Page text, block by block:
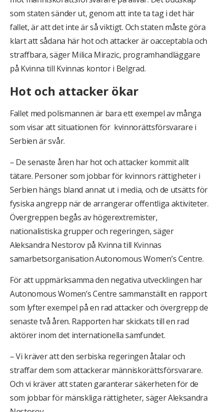
som staten sänder ut, genom att inte ta tag i det här
fallet, är att det inte är så viktigt. Och staten måste göra
klart att sådana här hot och attacker är oacceptabla och
straffbara, säger Milica Mirazic, programhandläggare
på Kvinna till Kvinnas kontor i Belgrad.
Hot och attacker ökar
Fallet med polismannen är bara ett exempel av många
som visar att situationen för kvinnorättsförsvarare i
Serbien är svår.
– De senaste åren har hot och attacker kommit allt
tätare. Personer som jobbar för kvinnors rättigheter i
Serbien hängs bland annat ut i media, och de utsätts för
fysiska angrepp när de arrangerar offentliga aktiviteter.
Övergreppen begås av högerextremister,
nationalistiska grupper och regeringen, säger
Aleksandra Nestorov på Kvinna till Kvinnas
samarbetsorganisation Autonomous Women’s Centre.
För att uppmärksamma den negativa utvecklingen har
Autonomous Women’s Centre sammanställt en rapport
som lyfter exempel på en rad attacker och övergrepp de
senaste två åren. Rapporten har skickats till en rad
aktörer inom det internationella samfundet.
– Vi kräver att den serbiska regeringen åtalar och
straffar dem som attackerar människorättsförsvarare.
Och vi kräver att staten garanterar säkerheten för de
som jobbar för mänskliga rättigheter, säger Aleksandra